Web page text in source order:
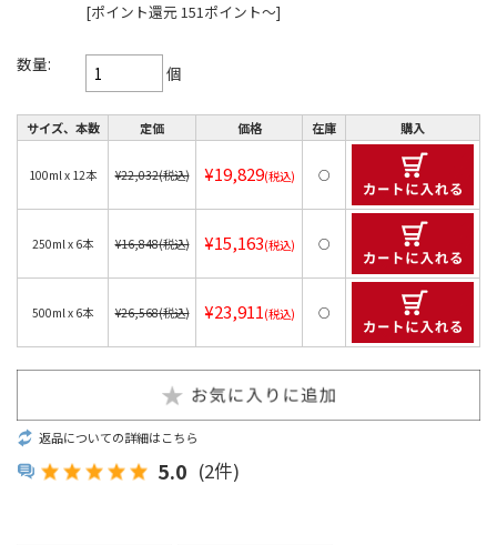
[ポイント還元 151ポイント〜]
数量: 個
サイズ、本数 定価 価格 在庫 購入
100ml x 12本 ¥22,032(税込) ¥19,829(税込) ○
250ml x 6本 ¥16,848(税込) ¥15,163(税込) ○
500ml x 6本 ¥26,568(税込) ¥23,911(税込) ○
返品についての詳細はこちら
5.0 (2件)